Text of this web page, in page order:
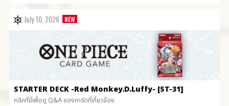
July 10, 2026
STARTER DECK -Red Monkey.D.Luffy- [ST-31]
คลิกที่นี่เพื่อดู Q&A ของการ์ดที่เกี่ยวข้อง